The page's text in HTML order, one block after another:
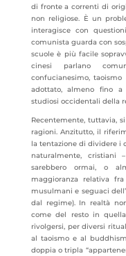
di fronte a correnti di
non religiose. È un
interagisce con
comunista guarda con
scuole è più facile
cinesi parlano
confucianesimo,
adottato, almeno fino
studiosi occidentali della
Recentemente, tuttavia,
ragioni. Anzitutto, il
la tentazione di dividere i
naturalmente, cristiani
sarebbero ormai, o
maggioranza relativa
musulmani e seguaci
dal regime). In realtà
come del resto in
rivolgersi, per diversi
al taoismo e al
doppia o tripla